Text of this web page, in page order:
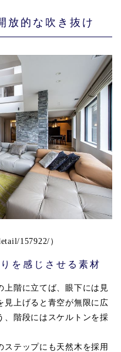
放的な吹き抜け
157922/）
を感じさせる素材
上階に立てば、眼下には見
見上げると青空が無限に広
、階段にはスケルトンを採
ステップにも天然木を採用